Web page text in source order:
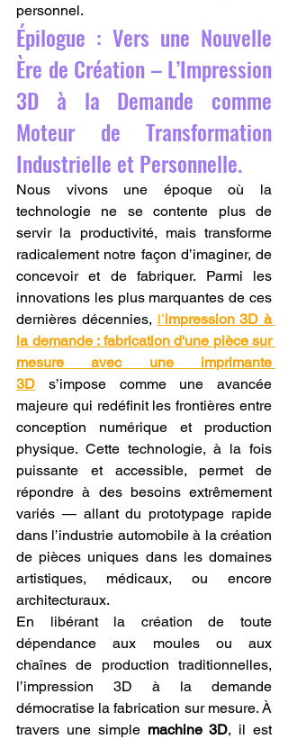
personnel.
Épilogue : Vers une Nouvelle
Ère de Création – L’Impression
3D à la Demande comme
Moteur de Transformation
Industrielle et Personnelle.
Nous vivons une époque où la
technologie ne se contente plus de
servir la productivité, mais transforme
radicalement notre façon d’imaginer, de
concevoir et de fabriquer. Parmi les
innovations les plus marquantes de ces
dernières décennies, l’impression 3D à
la demande : fabrication d'une pièce sur
mesure avec une imprimante
3D s’impose comme une avancée
majeure qui redéfinit les frontières entre
conception numérique et production
physique. Cette technologie, à la fois
puissante et accessible, permet de
répondre à des besoins extrêmement
variés — allant du prototypage rapide
dans l’industrie automobile à la création
de pièces uniques dans les domaines
artistiques, médicaux, ou encore
architecturaux.
En libérant la création de toute
dépendance aux moules ou aux
chaînes de production traditionnelles,
l’impression 3D à la demande
démocratise la fabrication sur mesure. À
travers une simple machine 3D, il est